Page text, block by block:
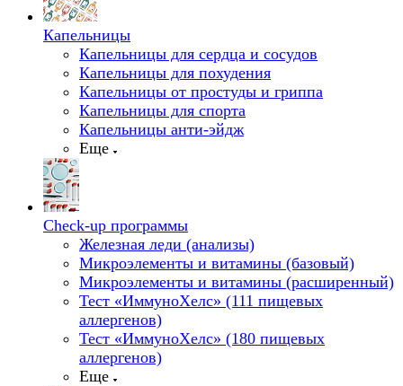
Капельницы
Капельницы для сердца и сосудов
Капельницы для похудения
Капельницы от простуды и гриппа
Капельницы для спорта
Капельницы анти-эйдж
Еще
Check-up программы
Железная леди (анализы)
Микроэлементы и витамины (базовый)
Микроэлементы и витамины (расширенный)
Тест «ИммуноХелс» (111 пищевых
аллергенов)
Тест «ИммуноХелс» (180 пищевых
аллергенов)
Еще